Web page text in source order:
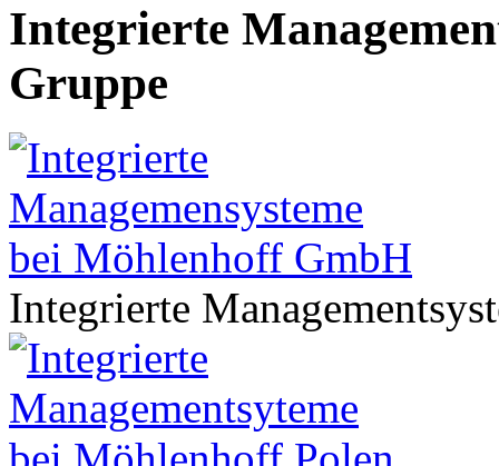
Integrierte
Gruppe
Integrierte